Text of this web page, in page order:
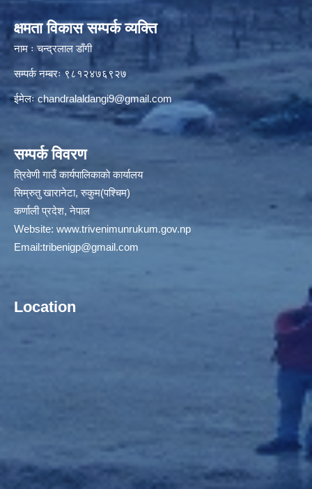
क्षमता विकास सम्पर्क व्यक्ति
नाम ः चन्द्रलाल डाँगी
सम्पर्क नम्बरः ९८१२४७६९२७
ईमेलः chandralaldangi9@gmail.com
सम्पर्क विवरण
त्रिवेणी गाउँ कार्यपालिकाकाे कार्यालय
सिम्रुतु खारानेटा, रुकुम(पश्‍चिम)
कर्णाली प्रदेश, नेपाल
Website: www.trivenimunrukum.gov.np
Email:tribenigp@gmail.com
Location